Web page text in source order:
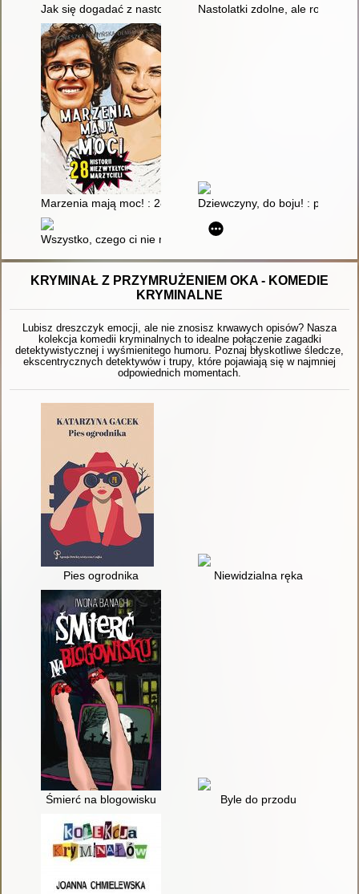
Jak się dogadać z nastolatkiem?Nastolatki zdolne, ale
Marzenia mają moc! : 28 historii niezwykłych marzycieli
Dziewczyny, do boju! :
Wszystko, czego ci nie mówią, gdy jesteś nastolatkiem : jak
KRYMINAŁ Z PRZYMRUŻENIEM OKA - KOMEDIE
KRYMINALNE
Lubisz dreszczyk emocji, ale nie znosisz krwawych opisów? Nasza
kolekcja komedii kryminalnych to idealne połączenie zagadki
detektywistycznej i wyśmienitego humoru. Poznaj błyskotliwe śledcze,
ekscentrycznych detektywów i trupy, które pojawiają się w najmniej
odpowiednich momentach.
Pies ogrodnika Niewidzialna ręka
Śmierć na blogowisku Byle do przodu